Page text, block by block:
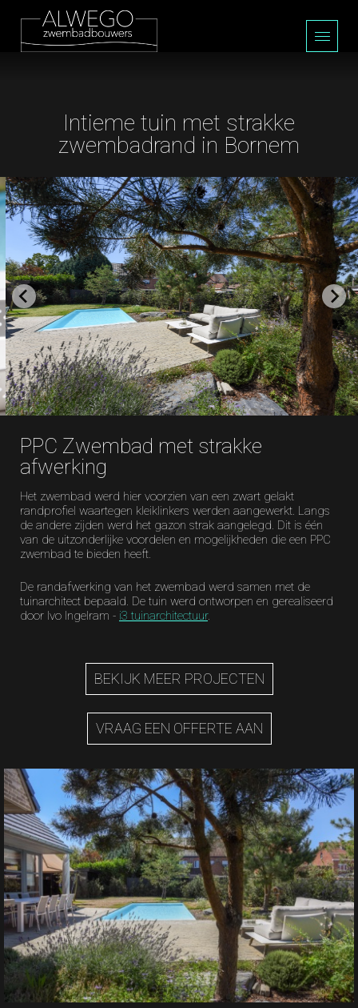
Intieme tuin met strakke
zwembadrand in Bornem
PPC Zwembad met strakke
afwerking
Het zwembad werd hier voorzien van een zwart gelakt
randprofiel waartegen kleiklinkers werden aangewerkt. Langs
de andere zijden werd het gazon strak aangelegd. Dit is één
van de uitzonderlijke voordelen en mogelijkheden die een PPC
zwembad te bieden heeft.
De randafwerking van het zwembad werd samen met de
tuinarchitect bepaald. De tuin werd ontworpen en gerealiseerd
door Ivo Ingelram - i3 tuinarchitectuur.
BEKIJK MEER PROJECTEN
VRAAG EEN OFFERTE AAN